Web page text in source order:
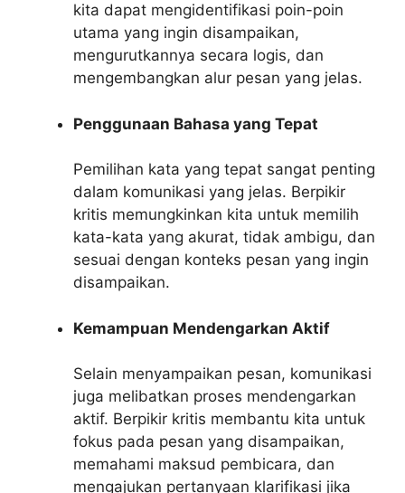
kita dapat mengidentifikasi poin-poin
utama yang ingin disampaikan,
mengurutkannya secara logis, dan
mengembangkan alur pesan yang jelas.
Penggunaan Bahasa yang Tepat
Pemilihan kata yang tepat sangat penting
dalam komunikasi yang jelas. Berpikir
kritis memungkinkan kita untuk memilih
kata-kata yang akurat, tidak ambigu, dan
sesuai dengan konteks pesan yang ingin
disampaikan.
Kemampuan Mendengarkan Aktif
Selain menyampaikan pesan, komunikasi
juga melibatkan proses mendengarkan
aktif. Berpikir kritis membantu kita untuk
fokus pada pesan yang disampaikan,
memahami maksud pembicara, dan
mengajukan pertanyaan klarifikasi jika